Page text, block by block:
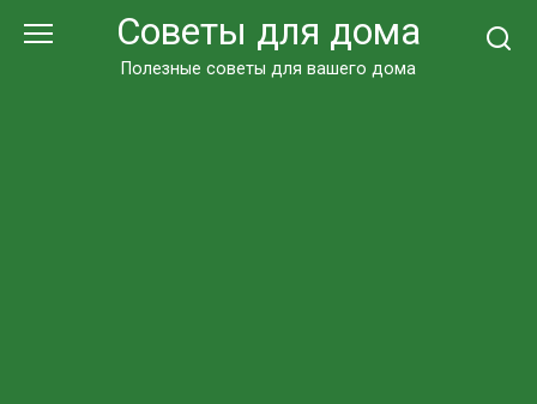
Советы для дома
Полезные советы для вашего дома